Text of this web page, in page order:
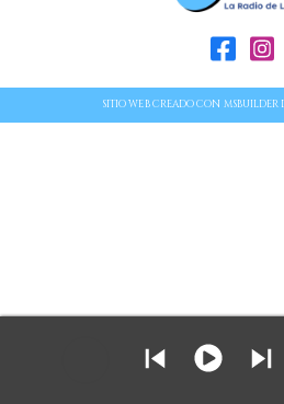
SITIO WEB CREADO CON MSBUILDER